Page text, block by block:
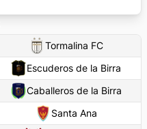
Tormalina FC
Escuderos de la Birra
Caballeros de la Birra
Santa Ana